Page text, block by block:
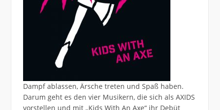
Dampf ablassen, Ärsche treten und Spaß haben.
Darum geht es den vier Musikern, die sich als AXIDS
vorstellen und mit „Kids With An Axe“ ihr Debüt